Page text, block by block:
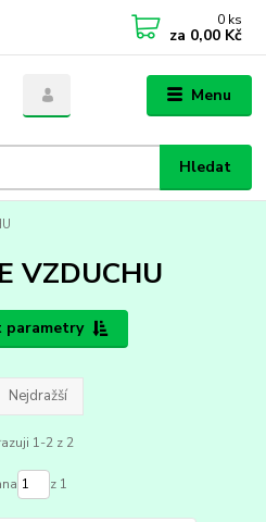
Menu
Hledat
0 ks
za 0,00 Kč
VZDUCHU
parametry
Nejdražší
1-2 z 2
z 1